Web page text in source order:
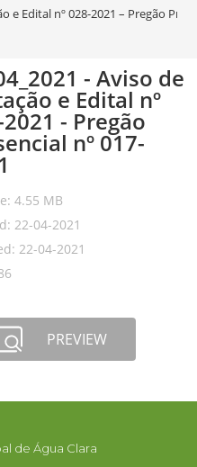
e Edital nº 028-2021 – Pregão
- Aviso de
e Edital nº
- Pregão
nº 017-
4.55 MB
22-04-2021
22-04-2021
PREVIEW
de Água Clara